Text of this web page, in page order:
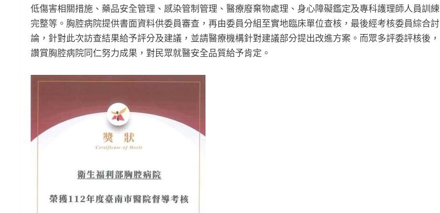
低傷害相關措施、藥品安全管理、感染管制管理、醫療廢棄物處理、身心障礙鑑定及專科護理師人員訓練
完整等。胸腔病院提供書面資料供委員審查，再由委員分組至實地臨床單位查核，最後經考核委員綜合討
論，針對此次訪查結果給予評分及建議，並請醫療機構針對建議部分提出改進方案。而眾多評委評核後，
讚賞胸腔病院同仁努力成果，對民眾就醫安全品質給予肯定。